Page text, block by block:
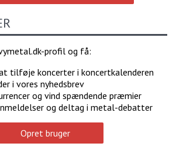
profil og få:
tilføje koncerter i koncertkalenderen
i vores nyhedsbrev
og vind spændende præmier
og deltag i metal-debatter
Opret bruger